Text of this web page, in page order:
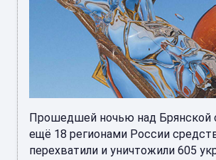
Прошедшей ночью над Брянской
ещё 18 регионами России
перехватили и уничтожили 605